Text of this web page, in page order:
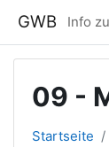
GWB Info
09 -
Startseite